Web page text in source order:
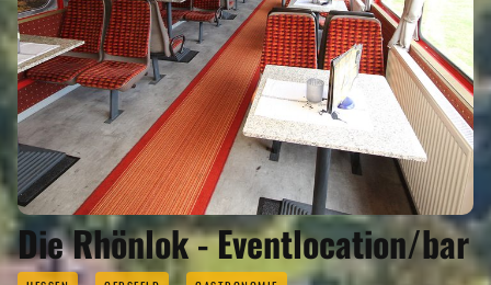
Die Rhönlok - Eventlocation/bar